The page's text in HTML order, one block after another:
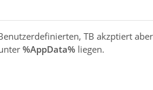
TB akzptiert
%AppData%liegen.